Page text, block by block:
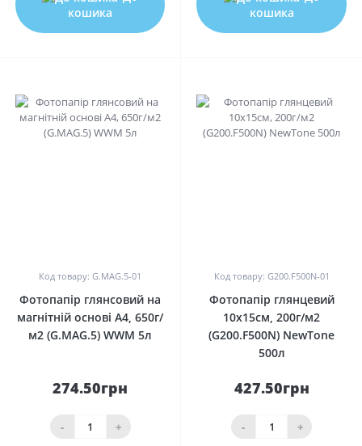
кошика
кошика
Код товару: G.MAG.5-01
Фотопапір глянсовий на
магнітній основі A4, 650г/
м2 (G.MAG.5) WWM 5л
274.50грн
- +
Код товару: G200.F500N-01
Фотопапір глянцевий
10х15см, 200г/м2
(G200.F500N) NewTone
500л
427.50грн
- +